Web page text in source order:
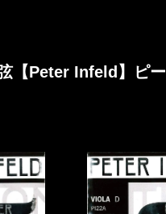
【Peter Infeld】 ピ